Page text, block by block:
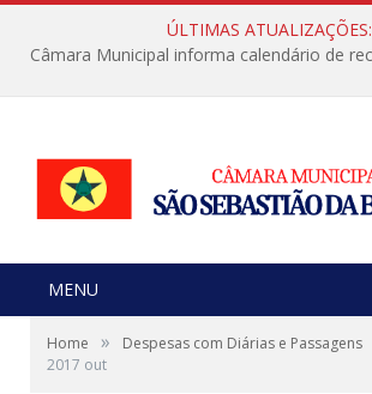
ÚLTIMAS ATUALIZAÇÕES:
MENU
Home » Despesas com Diárias e Passagens
2017 out